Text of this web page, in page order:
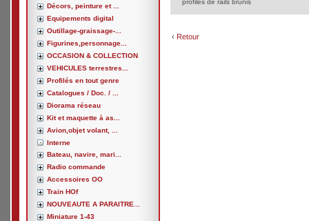
Décors, peinture et ...
Equipements digital
Outillage-graissage-...
Figurines,personnage...
OCCASION & COLLECTION
VEHICULES terrestres...
Profilés en tout genre
Catalogues / Doc. / ...
Diorama réseau
Kit et maquette à as...
Avion,objet volant, ...
Interne
Bateau, navire, mari...
Radio commande
Accessoires OO
Train HOf
NOUVEAUTE A PARAITRE...
Miniature 1-43
profilés de rails brunis
‹ Retour